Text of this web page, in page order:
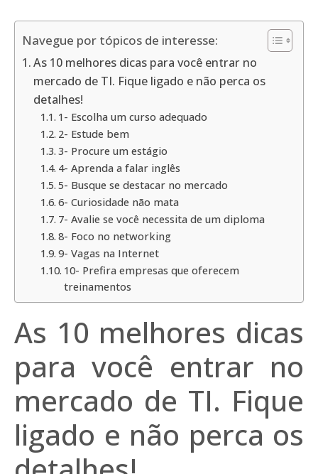
Navegue por tópicos de interesse:
As 10 melhores dicas para você entrar no
mercado de TI. Fique ligado e não perca os
detalhes!
1- Escolha um curso adequado
2- Estude bem
3- Procure um estágio
4- Aprenda a falar inglês
5- Busque se destacar no mercado
6- Curiosidade não mata
7- Avalie se você necessita de um diploma
8- Foco no networking
9- Vagas na Internet
10- Prefira empresas que oferecem
treinamentos
As 10 melhores dicas
para você entrar no
mercado de TI. Fique
ligado e não perca os